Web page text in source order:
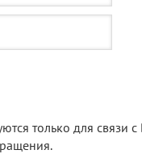
только для связи с